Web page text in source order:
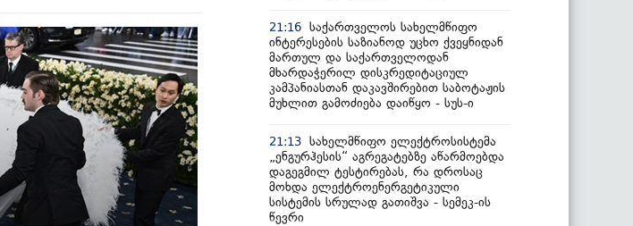
21:16 საქართველოს სახელმწიფო
ინტერესების საზიანოდ უცხო ქვეყნიდან
მართულ და საქართველოდან
მხარდაჭერილ დისკრედიტაციულ
კამპანიასთან დაკავშირებით საბოტაჟის
მუხლით გამოძიება დაიწყო - სუს-ი
21:13 სახელმწიფო ელექტროსისტემა
„ენგურჰესის“ აგრეგატებზე აწარმოებდა
დაგეგმილ ტესტირებას, რა დროსაც
მოხდა ელექტროენერგეტიკული
სისტემის სრულად გათიშვა - სემეკ-ის
წევრი